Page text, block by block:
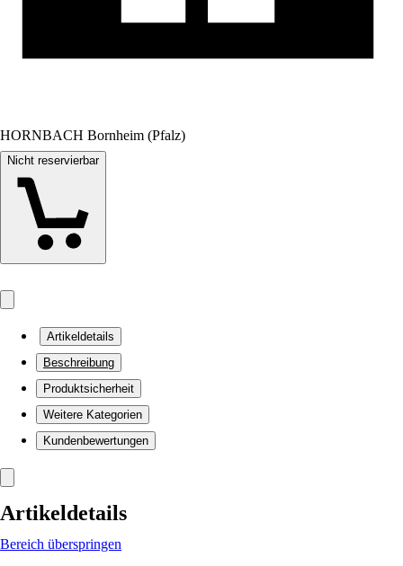
HORNBACH Bornheim (Pfalz)
Nicht reservierbar
Artikeldetails
Beschreibung
Produktsicherheit
Weitere Kategorien
Kundenbewertungen
Artikeldetails
Bereich überspringen